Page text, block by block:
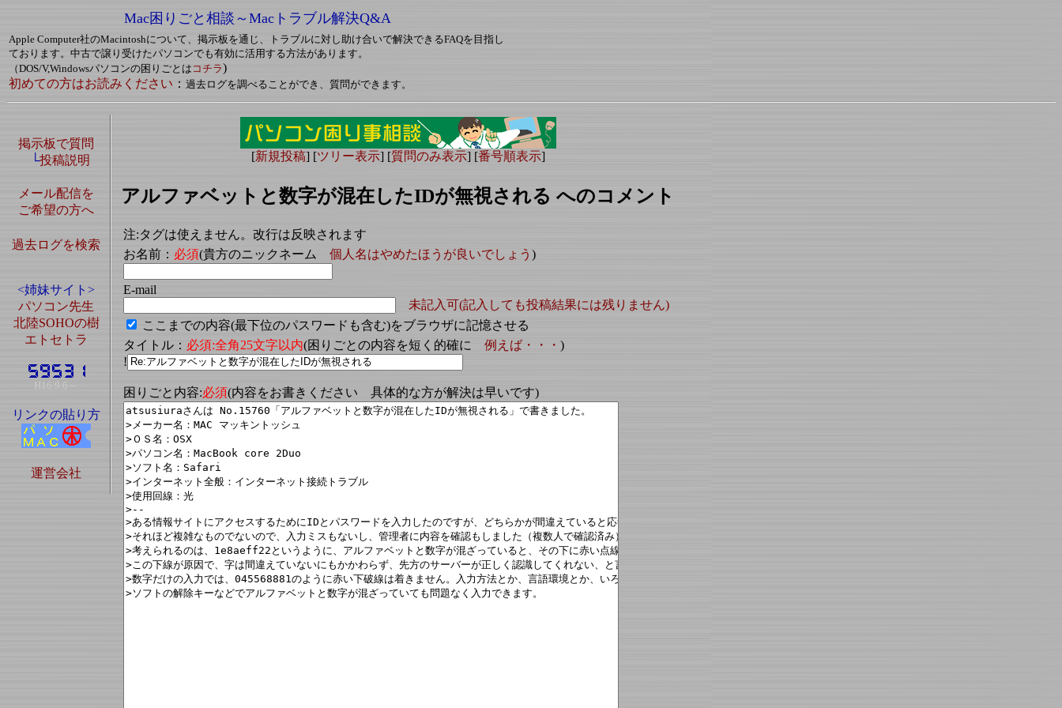
Mac困りごと相談～Macトラブル解決Q&A
Apple Computer社のMacintoshについて、掲示板を通じ、トラブルに対し助け合いで解決できるFAQを目指し
ております。中古で譲り受けたパソコンでも有効に活用する方法があります。
（DOS/V,Windowsパソコンの困りごとは コチラ)
初めての方はお読みください ： 過去ログを調べることができ、質問ができます。
[新規投稿] [ツリー表示] [質問のみ表示] [番号順表示]
アルファベットと数字が混在したIDが無視される へのコメント
注:タグは使えません。改行は反映されます
お名前： 必須(貴方のニックネーム 個人名はやめたほうが良いでしょう )
E-mail
未記入可(記入しても投稿結果には残りません)
ここまでの内容(最下位のパスワードも含む)をブラウザに記憶させる
タイトル： 必須:全角25文字以内(困りごとの内容を短く的確に 例えば・・・ )
!
困りごと内容:必須(内容をお書きください 具体的な方が解決は早いです)
掲示板で質問
└投稿説明
メール配信を
ご希望の方へ
過去ログを検索
<姉妹サイト>
パソコン先生
北陸SOHOの樹
エトセトラ
H16.9.6～
リンクの貼り方
運営会社